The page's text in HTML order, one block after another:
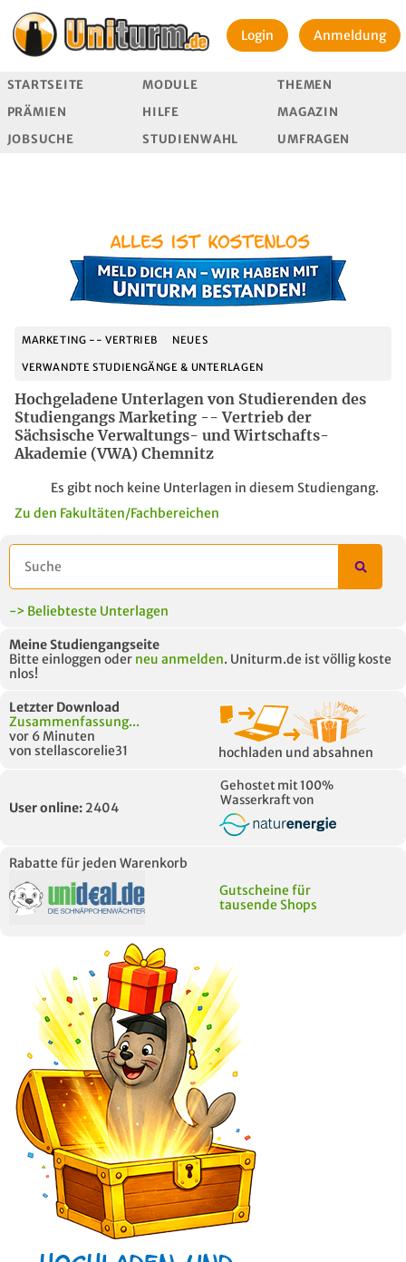
Login Anmeldung
STARTSEITE MODULE
THEMEN
PRÄMIEN
HILFE
MAGAZIN
JOBSUCHE
STUDIENWAHL UMFRAGEN
MARKETING -- VERTRIEB NEUES
VERWANDTE STUDIENGÄNGE & UNTERLAGEN
Hochgeladene Unterlagen von Studierenden des
Studiengangs Marketing -- Vertrieb der
Sächsische Verwaltungs- und Wirtschafts-
Akademie (VWA) Chemnitz
Es gibt noch keine Unterlagen in diesem Studiengang.
Zu den Fakultäten/Fachbereichen
-> Beliebteste Unterlagen
Meine Studiengangseite
Bitte einloggen oder neu anmelden. Uniturm.de ist völlig koste
nlos!
Letzter Download
Zusammenfassung...
vor 6 Minuten
von stellascorelie31
hochladen und absahnen
User online: 2404
Gehostet mit 100%
Wasserkraft von
Rabatte für jeden Warenkorb
Gutscheine für
tausende Shops